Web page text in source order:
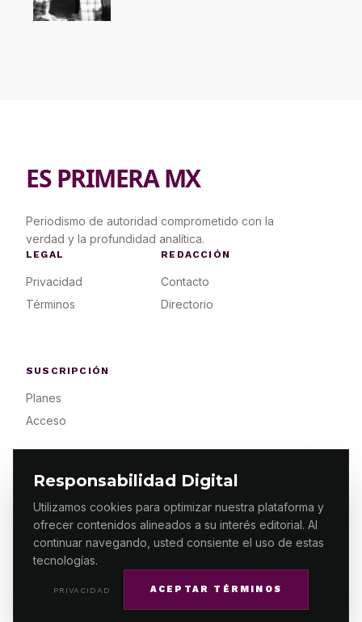
Responsabilidad Digital
Utilizamos cookies para optimizar nuestra plataforma y
ofrecer contenidos alineados a su interés editorial. Al
continuar navegando, usted consiente el uso de estas
tecnologías.
PRIVACIDAD ACEPTAR TÉRMINOS
ES PRIMERA MX
Periodismo de autoridad comprometido con la
verdad y la profundidad analítica.
LEGAL
Privacidad
Términos
REDACCIÓN
Contacto
Directorio
SUSCRIPCIÓN
Planes
Acceso
© 2026 ES PRIMERA MX. ALGUNOS DERECHOS
RESERVADOS / DESIGNMAKING.MX